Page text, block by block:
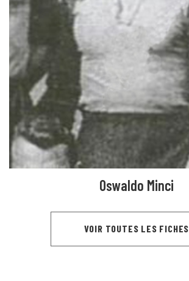
Oswaldo Minci
VOIR TOUTES LES FICHES